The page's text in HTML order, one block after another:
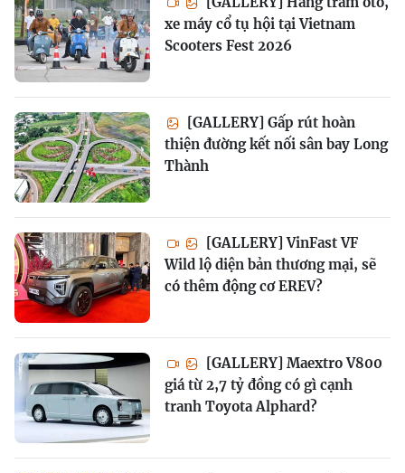
xe máy cổ tụ hội tại Vietnam
Scooters Fest 2026
[GALLERY] Gấp rút hoàn
thiện đường kết nối sân bay Long
Thành
[GALLERY] VinFast VF
Wild lộ diện bản thương mại, sẽ
có thêm động cơ EREV?
[GALLERY] Maextro V800
giá từ 2,7 tỷ đồng có gì cạnh
tranh Toyota Alphard?